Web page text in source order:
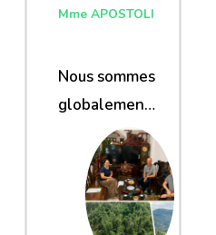
Mme APOSTOLI
Nous sommes
globalement
satisfaits du
voyage